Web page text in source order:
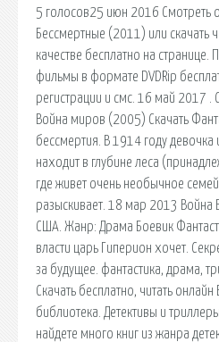
5 голосов25 июн 2016 Смотреть
Бессмертные (2011) или скачать
качестве бесплатно на странице.
фильмы в формате DVDRip
регистрации и смс. 16 май 2017 .
Война миров (2005) Скачать
бессмертия. В 1914 году девочка
находит в глубине леса
где живет очень необычное
разыскивает. 18 мар 2013 Война
США. Жанр: Драма Боевик
власти царь Гиперион хочет.
за будущее. фантастика, драма,
Скачать бесплатно, читать
библиотека. Детективы и
найдете много книг из жанра